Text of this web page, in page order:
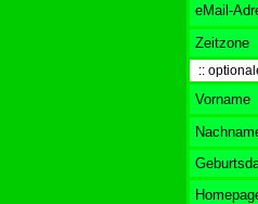
eMail-
Zeitzone
::
Vorname